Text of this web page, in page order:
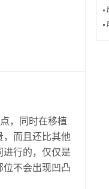
，同时在移植
，而且还比其他
行的，仅仅是
位不会出现凹凸